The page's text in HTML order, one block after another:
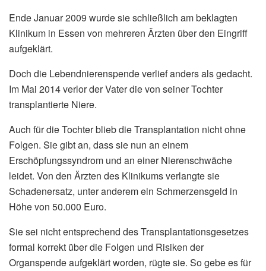
Ende Januar 2009 wurde sie schließlich am beklagten
Klinikum in Essen von mehreren Ärzten über den Eingriff
aufgeklärt.
Doch die Lebendnierenspende verlief anders als gedacht.
Im Mai 2014 verlor der Vater die von seiner Tochter
transplantierte Niere.
Auch für die Tochter blieb die Transplantation nicht ohne
Folgen. Sie gibt an, dass sie nun an einem
Erschöpfungssyndrom und an einer Nierenschwäche
leidet. Von den Ärzten des Klinikums verlangte sie
Schadenersatz, unter anderem ein Schmerzensgeld in
Höhe von 50.000 Euro.
Sie sei nicht entsprechend des Transplantationsgesetzes
formal korrekt über die Folgen und Risiken der
Organspende aufgeklärt worden, rügte sie. So gebe es für